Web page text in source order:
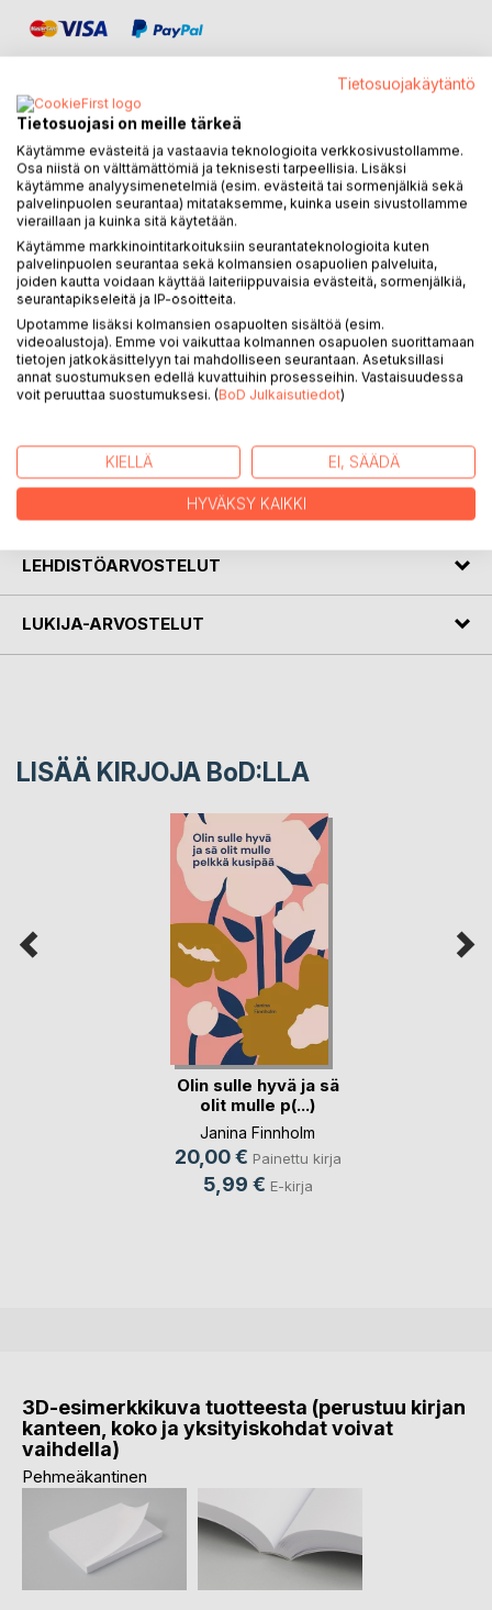
KUVAUS
Aivosyöpä on helvetti.
Syöpä kaivertaa myös potilaan läheisiä. He seuraavat
vierestä, miten rakas ihminen kärsii, menettää
arvokkuutensa ja muuttuu aivan vieraaksi.
Pentti Peltonen kuoli tasan vuoden kuluttua diagnoosistaan:
pahanlaatuinen glioblastooma, gradus 4.
Tytär Noora purki tuon vuoden tuskat sanoiksi paperille.
Hän kertoo, miltä glioblastooma näyttää, ja miettii, olisiko
lyhyempi.
LEHDISTÖARVOSTELUT
LUKIJA-ARVOSTELUT
LISÄÄ KIRJOJA BoD:LLA
Olin sulle hyvä ja sä
olit mulle p(...)
Janina Finnholm
20,00 € Painettu kirja
5,99 € E-kirja
3D-esimerkkikuva tuotteesta (perustuu kirjan
kanteen, koko ja yksityiskohdat voivat
vaihdella)
Pehmeäkantinen
Tietosuojakäytäntö
Tietosuojasi on meille tärkeä
Käytämme evästeitä ja vastaavia teknologioita verkkosivustollamme.
Osa niistä on välttämättömiä ja teknisesti tarpeellisia. Lisäksi
käytämme analyysimenetelmiä (esim. evästeitä tai sormenjälkiä sekä
palvelinpuolen seurantaa) mitataksemme, kuinka usein sivustollamme
vieraillaan ja kuinka sitä käytetään.
Käytämme markkinointitarkoituksiin seurantateknologioita kuten
palvelinpuolen seurantaa sekä kolmansien osapuolien palveluita,
joiden kautta voidaan käyttää laiteriippuvaisia evästeitä, sormenjälkiä,
seurantapikseleitä ja IP-osoitteita.
Upotamme lisäksi kolmansien osapuolten sisältöä (esim.
videoalustoja). Emme voi vaikuttaa kolmannen osapuolen suorittamaan
tietojen jatkokäsittelyyn tai mahdolliseen seurantaan. Asetuksillasi
annat suostumuksen edellä kuvattuihin prosesseihin. Vastaisuudessa
voit peruuttaa suostumuksesi. (BoD Julkaisutiedot)
KIELLÄ EI, SÄÄDÄ
HYVÄKSY KAIKKI